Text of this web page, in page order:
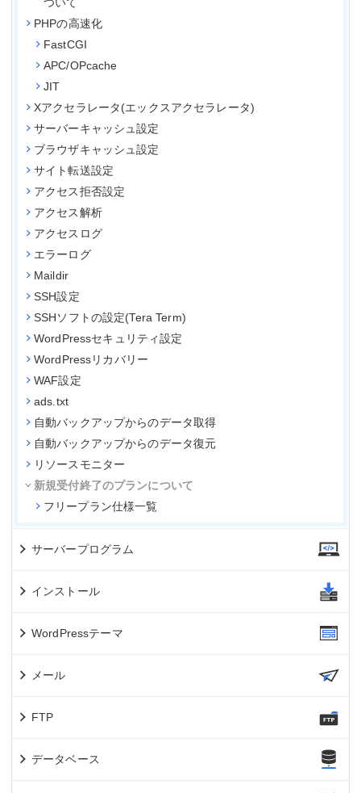
PHPの高速化
FastCGI
APC/OPcache
JIT
Xアクセラレータ(エックスアクセラレータ)
サーバーキャッシュ設定
ブラウザキャッシュ設定
サイト転送設定
アクセス拒否設定
アクセス解析
アクセスログ
エラーログ
Maildir
SSH設定
SSHソフトの設定(Tera Term)
WordPressセキュリティ設定
WordPressリカバリー
WAF設定
ads.txt
自動バックアップからのデータ取得
自動バックアップからのデータ復元
リソースモニター
新規受付終了のプランについて
フリープラン仕様一覧
サーバープログラム
インストール
WordPressテーマ
メール
FTP
データベース